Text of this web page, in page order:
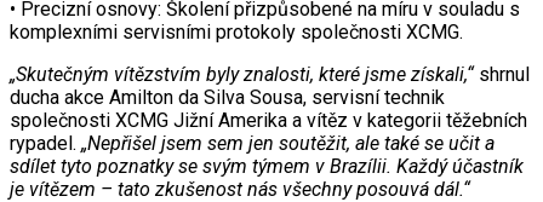
• Precizní osnovy: Školení přizpůsobené na míru v souladu s
komplexními servisními protokoly společnosti XCMG.
„Skutečným vítězstvím byly znalosti, které jsme získali,“ shrnul
ducha akce Amilton da Silva Sousa, servisní technik
společnosti XCMG Jižní Amerika a vítěz v kategorii těžebních
rypadel. „Nepřišel jsem sem jen soutěžit, ale také se učit a
sdílet tyto poznatky se svým týmem v Brazílii. Každý účastník
je vítězem – tato zkušenost nás všechny posouvá dál.“